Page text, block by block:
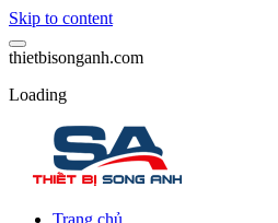
Skip to content
thietbisonganh.com
Loading
Trang chủ